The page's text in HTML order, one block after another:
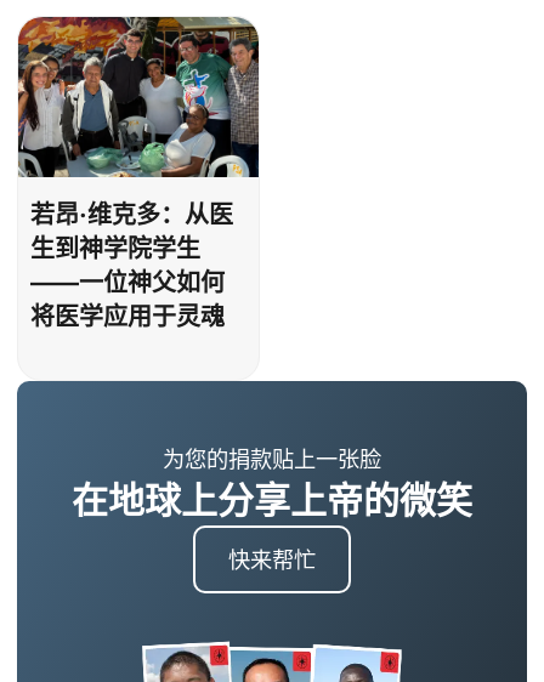
若昂·维克多：从医
生到神学院学生
——一位神父如何
将医学应用于灵魂
为您的捐款贴上一张脸
在地球上分享上帝的微笑
快来帮忙